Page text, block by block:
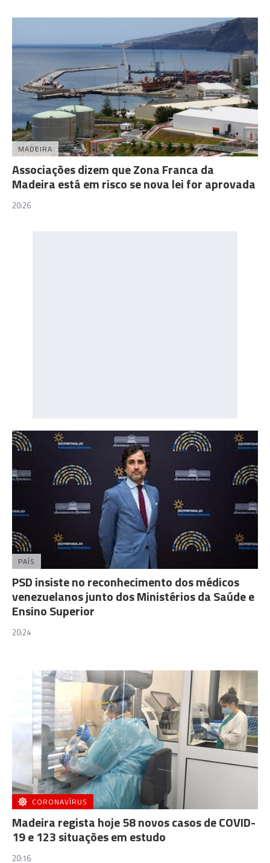
MADEIRA
Associações dizem que Zona Franca da
Madeira está em risco se nova lei for aprovada
20:26
PAÍS
PSD insiste no reconhecimento dos médicos
venezuelanos junto dos Ministérios da Saúde e
Ensino Superior
20:24
CORONAVÍRUS
Madeira regista hoje 58 novos casos de COVID-
19 e 123 situações em estudo
20:16